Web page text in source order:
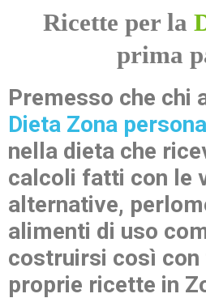
Ricette per la
prima
Premesso che chi
Dieta Zona
nella dieta che
calcoli fatti con le
alternative,
alimenti di uso
costruirsi così
proprie ricette in